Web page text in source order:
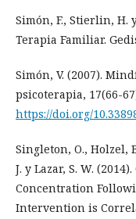
Simón, F., Stierlin, H.
Terapia Familiar.
Simón, V. (2007).
psicoterapia, 17(66-
https://doi.org/
Singleton, O., Holzel,
J. y Lazar, S. W.
Concentration
Intervention is